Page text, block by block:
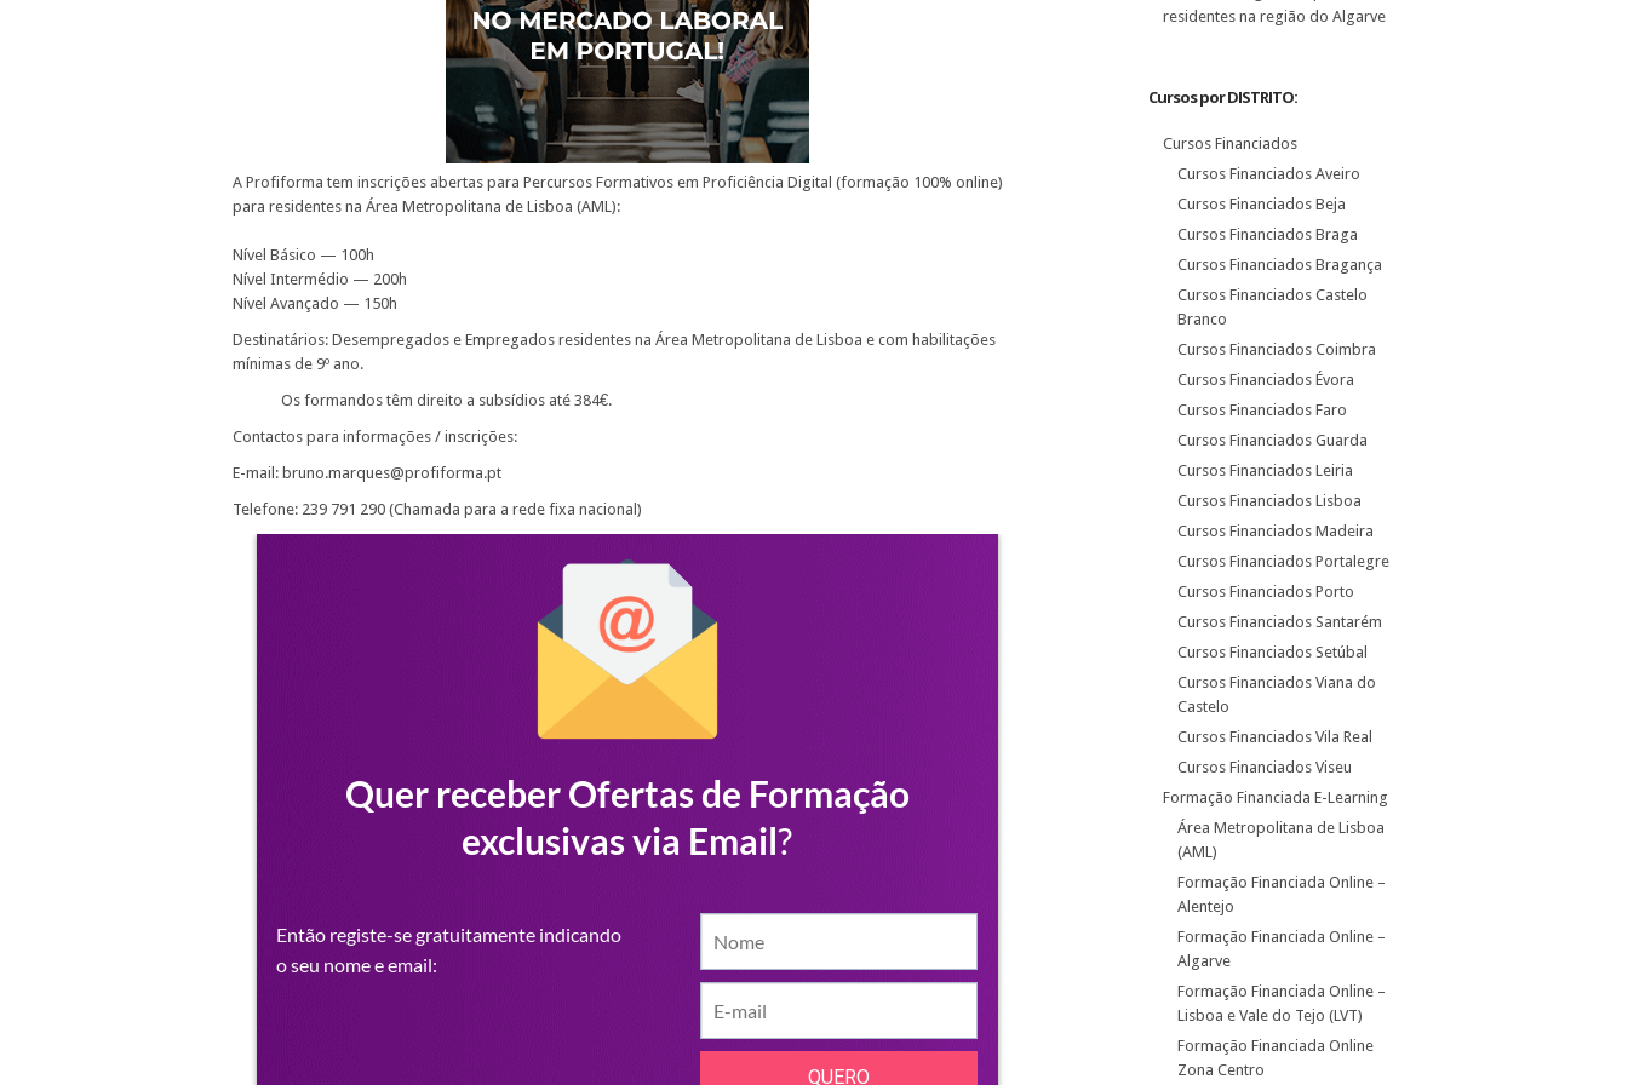
A Profiforma tem inscrições abertas para Percursos Formativos em Proficiência Digital (formação 100% online)
para residentes na Área Metropolitana de Lisboa (AML):
Nível Básico — 100h
Nível Intermédio — 200h
Nível Avançado — 150h
Destinatários: Desempregados e Empregados residentes na Área Metropolitana de Lisboa e com habilitações
mínimas de 9º ano.
Os formandos têm direito a subsídios até 384€.
Contactos para informações / inscrições:
E-mail: bruno.marques@profiforma.pt
Telefone: 239 791 290 (Chamada para a rede fixa nacional)
residentes na região do Algarve
Cursos por DISTRITO:
Cursos Financiados
Cursos Financiados Aveiro
Cursos Financiados Beja
Cursos Financiados Braga
Cursos Financiados Bragança
Cursos Financiados Castelo
Branco
Cursos Financiados Coimbra
Cursos Financiados Évora
Cursos Financiados Faro
Cursos Financiados Guarda
Cursos Financiados Leiria
Cursos Financiados Lisboa
Cursos Financiados Madeira
Cursos Financiados Portalegre
Cursos Financiados Porto
Cursos Financiados Santarém
Cursos Financiados Setúbal
Cursos Financiados Viana do
Castelo
Cursos Financiados Vila Real
Cursos Financiados Viseu
Formação Financiada E-Learning
Área Metropolitana de Lisboa
(AML)
Formação Financiada Online –
Alentejo
Formação Financiada Online –
Algarve
Formação Financiada Online –
Lisboa e Vale do Tejo (LVT)
Formação Financiada Online
Zona Centro